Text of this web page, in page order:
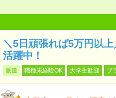
＼5日頑張れば5万円以
活躍中！
派遣 職種未経験OK 大学生歓迎 ブ